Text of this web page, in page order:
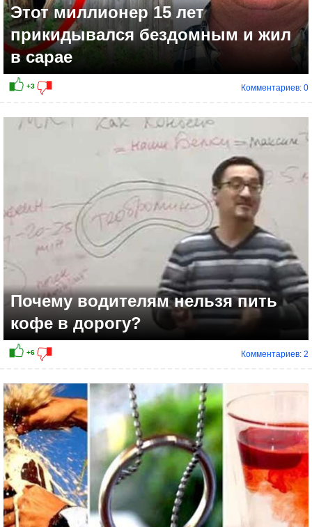
0
Этот миллионер 15 лет
прикидывался бездомным и жил
в сарае
Комментариев: 0
Почему водителям нельзя пить
кофе в дорогу?
Комментариев: 2